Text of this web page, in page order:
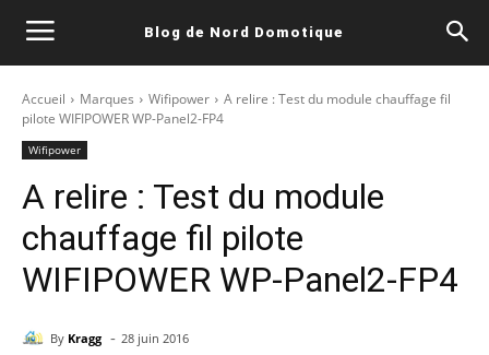
Blog de Nord Domotique
Accueil Marques Wifipower
A relire : Test du module chauffage fil
pilote WIFIPOWER WP-Panel2-FP4
Wifipower
A relire : Test du module
chauffage fil pilote
WIFIPOWER WP-Panel2-FP4
By Kragg - 28 juin 2016